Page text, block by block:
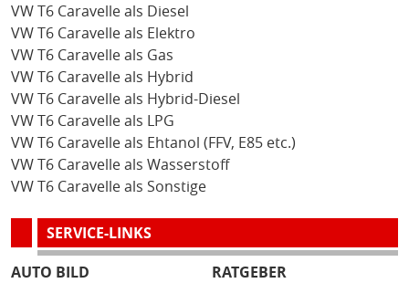
VW T6 Caravelle als Diesel
VW T6 Caravelle als Elektro
VW T6 Caravelle als Gas
VW T6 Caravelle als Hybrid
VW T6 Caravelle als Hybrid-Diesel
VW T6 Caravelle als LPG
VW T6 Caravelle als Ehtanol (FFV, E85 etc.)
VW T6 Caravelle als Wasserstoff
VW T6 Caravelle als Sonstige
SERVICE-LINKS
AUTO BILD
RATGEBER